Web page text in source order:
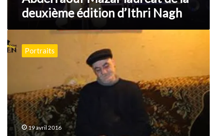
deuxième édition d’Ithri Nagh
musicien
Djamel
détresse
Portraits
19 avril 2016